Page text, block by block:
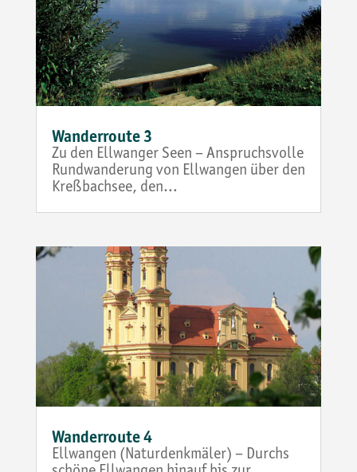
Wanderroute 3
Zu den Ellwanger Seen – Anspruchsvolle
Rundwanderung von Ellwangen über den
Kreßbachsee, den…
Wanderroute 4
Ellwangen (Naturdenkmäler) – Durchs